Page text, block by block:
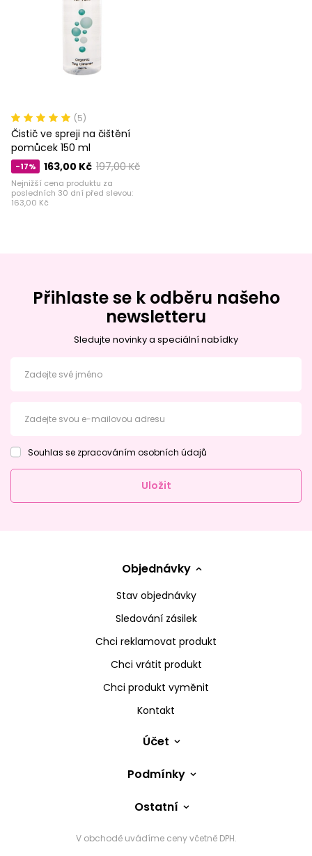
(5)
Čistič ve spreji na čištění
pomůcek 150 ml
-17% 197,00 Kč
163,00 Kč
Nejnižší cena produktu za
posledních 30 dní před slevou:
163,00 Kč
Přihlaste se k odběru našeho
newsletteru
Sledujte novinky a speciální nabídky
Zadejte své jméno
Zadejte svou e-mailovou adresu
Souhlas se zpracováním osobních údajů
Uložit
Objednávky
Stav objednávky
Sledování zásilek
Chci reklamovat produkt
Chci vrátit produkt
Chci produkt vyměnit
Kontakt
Účet
Podmínky
Ostatní
V obchodě uvádíme ceny včetně DPH.